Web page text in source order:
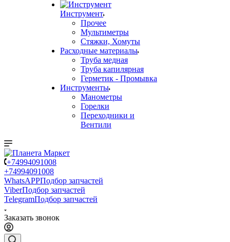
Инструмент
Прочее
Мультиметры
Стяжки, Хомуты
Расходные материалы
Труба медная
Труба капилярная
Герметик - Промывка
Инструменты
Манометры
Горелки
Переходники и
Вентили
+74994091008
+74994091008
WhatsAPPПодбор запчастей
ViberПодбор запчастей
TelegramПодбор запчастей
Заказать звонок